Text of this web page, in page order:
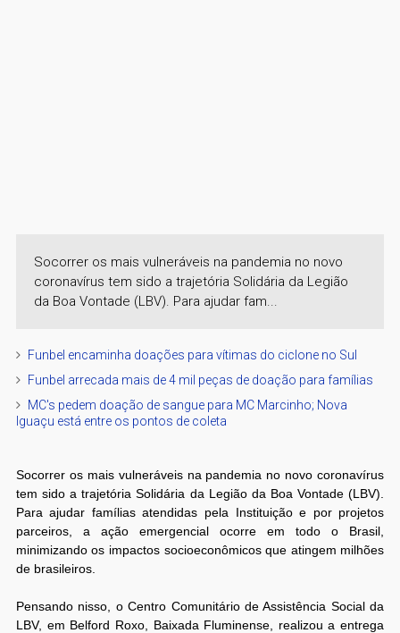
Socorrer os mais vulneráveis na pandemia no novo
coronavírus tem sido a trajetória Solidária da Legião
da Boa Vontade (LBV). Para ajudar fam...
Funbel encaminha doações para vítimas do ciclone no Sul
Funbel arrecada mais de 4 mil peças de doação para famílias
MC's pedem doação de sangue para MC Marcinho; Nova
Iguaçu está entre os pontos de coleta
Socorrer os mais vulneráveis na pandemia no novo coronavírus
tem sido a trajetória Solidária da Legião da Boa Vontade (LBV).
Para ajudar famílias atendidas pela Instituição e por projetos
parceiros, a ação emergencial ocorre em todo o Brasil,
minimizando os impactos socioeconômicos que atingem milhões
de brasileiros.
Pensando nisso, o Centro Comunitário de Assistência Social da
LBV, em Belford Roxo, Baixada Fluminense, realizou a entrega